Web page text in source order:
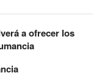
a ofrecer los